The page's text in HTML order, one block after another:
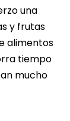
una
y frutas
alimentos
tiempo
mucho